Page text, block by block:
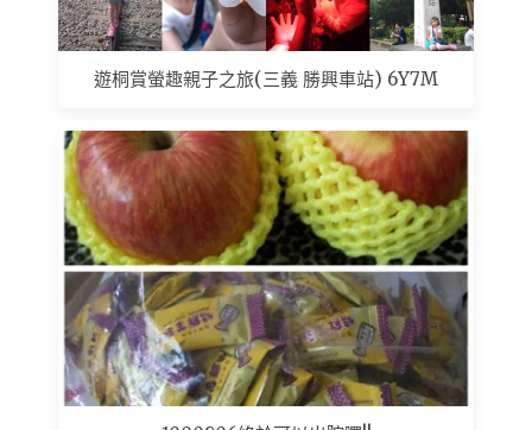
遊桐賞螢趣親子之旅(三義 勝興車站) 6Y7M